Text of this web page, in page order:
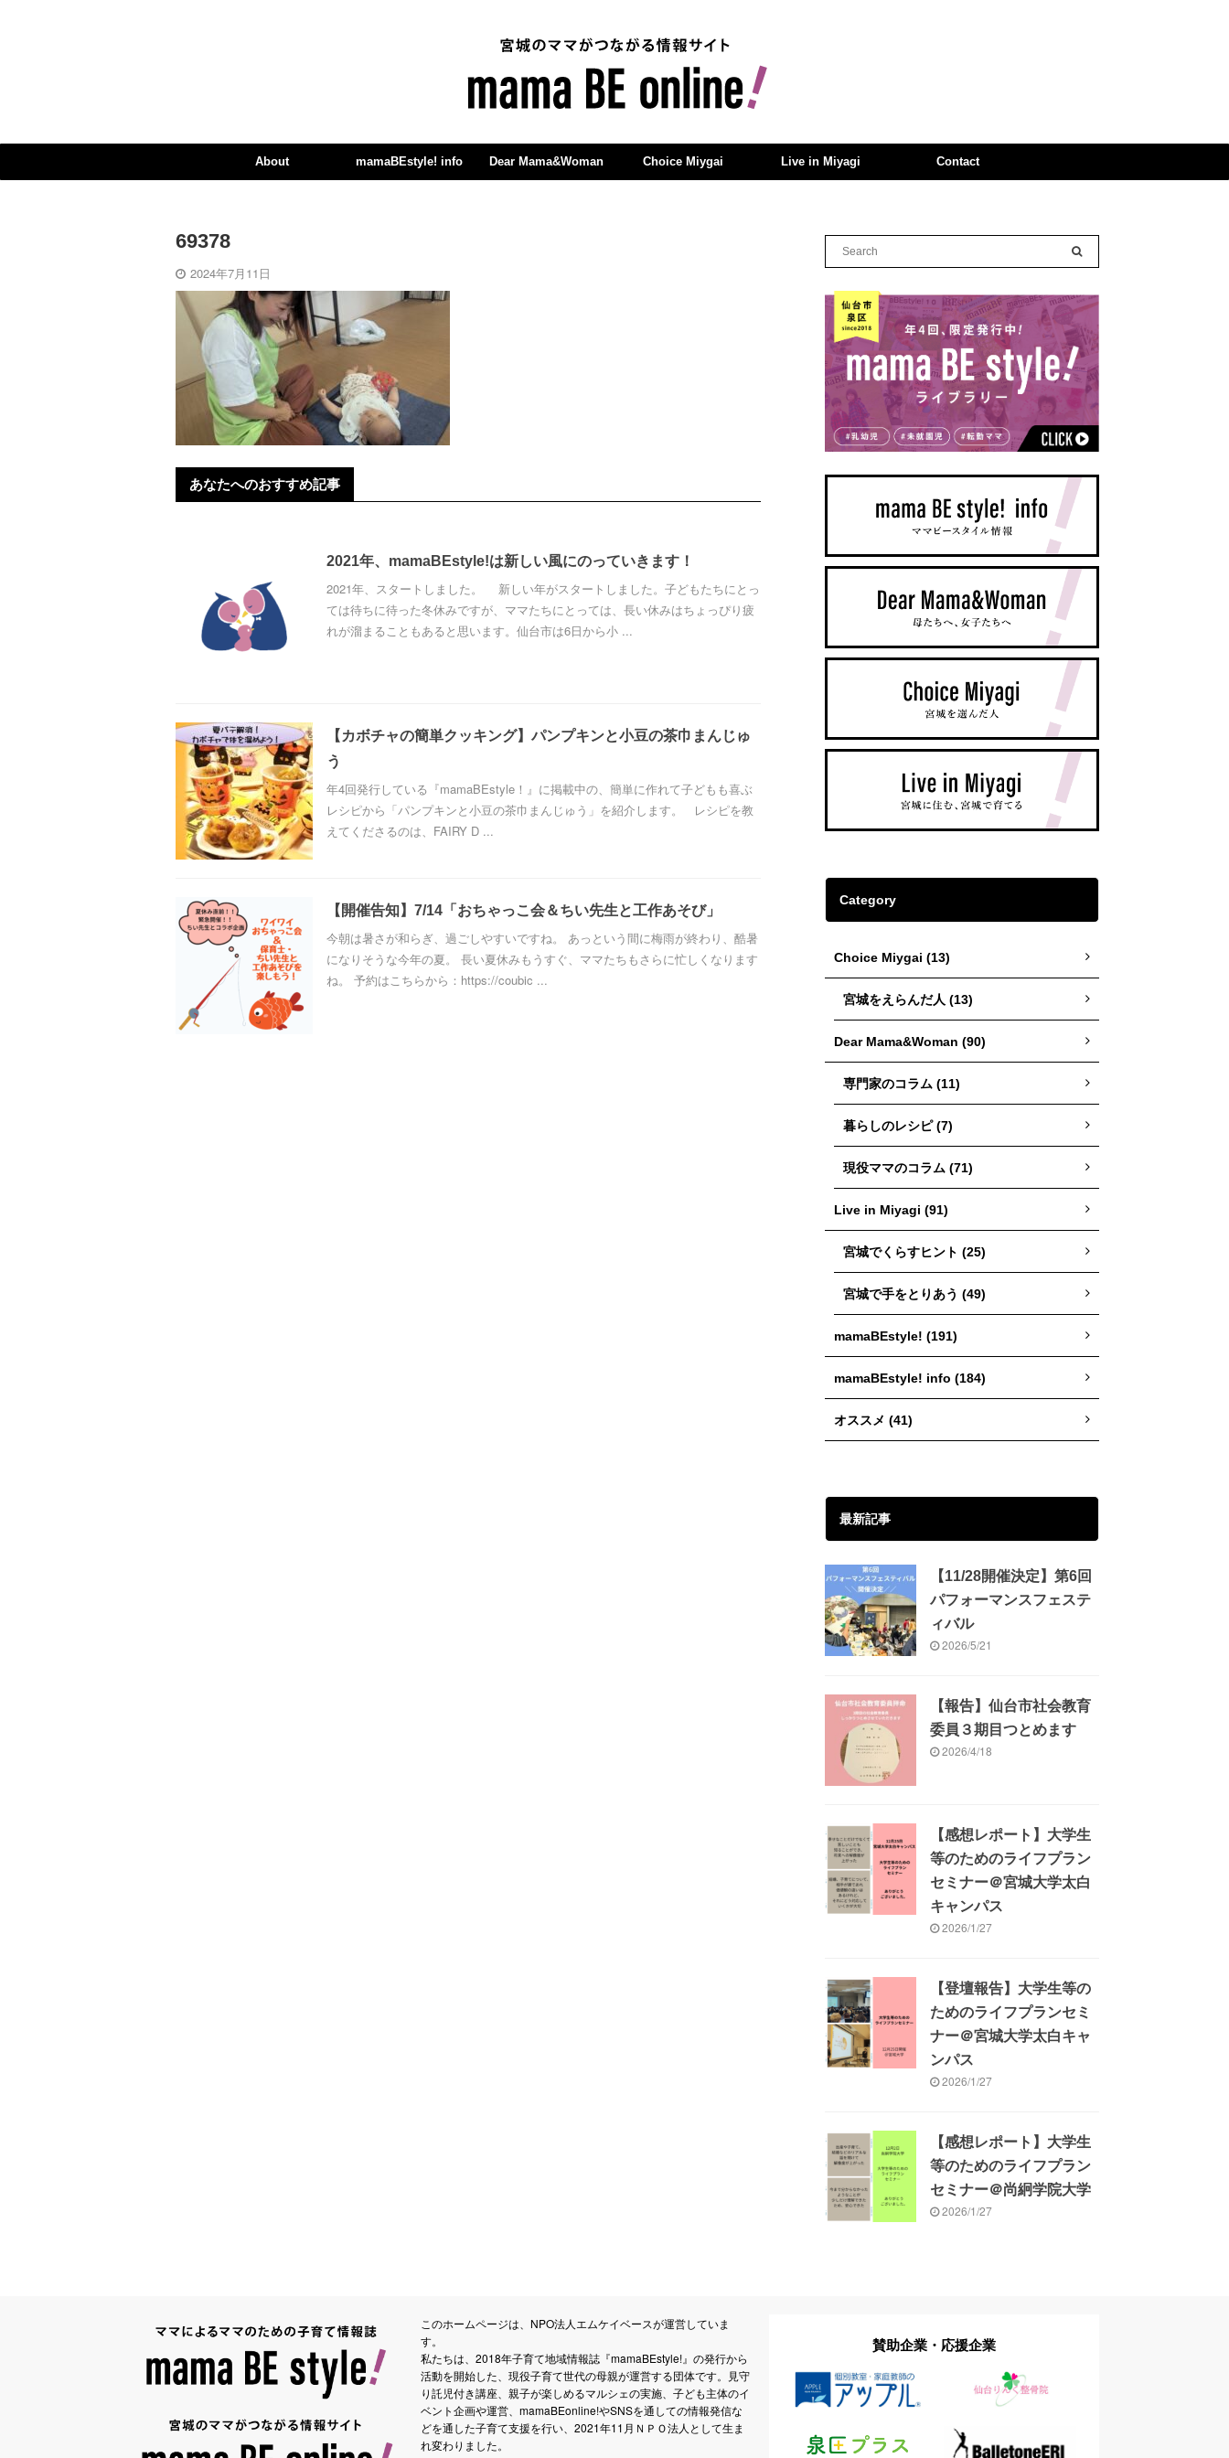
About mamaBEstyle! info Dear Mama&Woman Choice Miygai Live in Miyagi Contact
69378
2024年7月11日
あなたへのおすすめ記事
2021年、mamaBEstyle!は新しい風にのっていきます！
2021年、スタートしました。 新しい年がスタートしました。子どもたちにとっ
ては待ちに待った冬休みですが、ママたちにとっては、長い休みはちょっぴり疲
れが溜まることもあると思います。仙台市は6日から小 ...
【カボチャの簡単クッキング】パンプキンと小豆の茶巾まんじゅ
う
年4回発行している『mamaBEstyle！』に掲載中の、簡単に作れて子どもも喜ぶ
レシピから「パンプキンと小豆の茶巾まんじゅう」を紹介します。 レシピを教
えてくださるのは、FAIRY D ...
【開催告知】7/14「おちゃっこ会＆ちい先生と工作あそび」
今朝は暑さが和らぎ、過ごしやすいですね。 あっという間に梅雨が終わり、酷暑
になりそうな今年の夏。 長い夏休みもうすぐ、ママたちもさらに忙しくなります
ね。 予約はこちらから：https://coubic ...
Category
Choice Miygai (13)
宮城をえらんだ人 (13)
Dear Mama&Woman (90)
専門家のコラム (11)
暮らしのレシピ (7)
現役ママのコラム (71)
Live in Miyagi (91)
宮城でくらすヒント (25)
宮城で手をとりあう (49)
mamaBEstyle! (191)
mamaBEstyle! info (184)
オススメ (41)
最新記事
【11/28開催決定】第6回
パフォーマンスフェステ
ィバル
2026/5/21
【報告】仙台市社会教育
委員３期目つとめます
2026/4/18
【感想レポート】大学生
等のためのライフプラン
セミナー＠宮城大学太白
キャンパス
2026/1/27
【登壇報告】大学生等の
ためのライフプランセミ
ナー＠宮城大学太白キャ
ンパス
2026/1/27
【感想レポート】大学生
等のためのライフプラン
セミナー＠尚絅学院大学
2026/1/27
このホームページは、NPO法人エムケイベースが運営していま
す。
私たちは、2018年子育て地域情報誌『mamaBEstyle!』の発行から
活動を開始した、現役子育て世代の母親が運営する団体です。見守
り託児付き講座、親子が楽しめるマルシェの実施、子ども主体のイ
ベント企画や運営、mamaBEonline!やSNSを通しての情報発信な
どを通した子育て支援を行い、2021年11月ＮＰＯ法人として生ま
れ変わりました。
賛助企業・応援企業